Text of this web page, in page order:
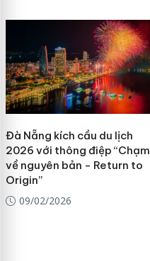
Đà Nẵng kích cầu du lịch
2026 với thông điệp “Chạm
về nguyên bản - Return to
Origin”
09/02/2026